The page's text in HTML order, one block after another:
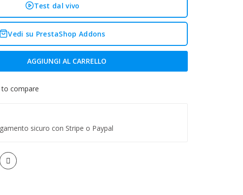
Test dal vivo
Vedi su PrestaShop Addons
AGGIUNGI AL CARRELLO
to compare
sicuro con Stripe o Paypal